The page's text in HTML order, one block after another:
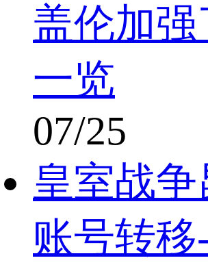
盖伦加强
一览
07/25
皇室战争
账号转移